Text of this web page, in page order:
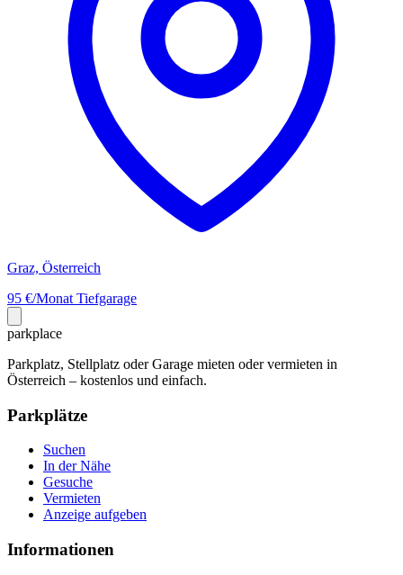
Graz, Österreich
95 €/Monat Tiefgarage
parkplace
Parkplatz, Stellplatz oder Garage mieten oder vermieten in
Österreich – kostenlos und einfach.
Parkplätze
Suchen
In der Nähe
Gesuche
Vermieten
Anzeige aufgeben
Informationen